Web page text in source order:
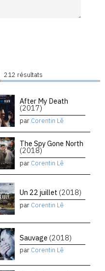
212 résultats
After My Death
(2017)
par Corentin Lê
The Spy Gone North
(2018)
par Corentin Lê
Un 22 juillet (2018)
par Corentin Lê
Sauvage (2018)
par Corentin Lê